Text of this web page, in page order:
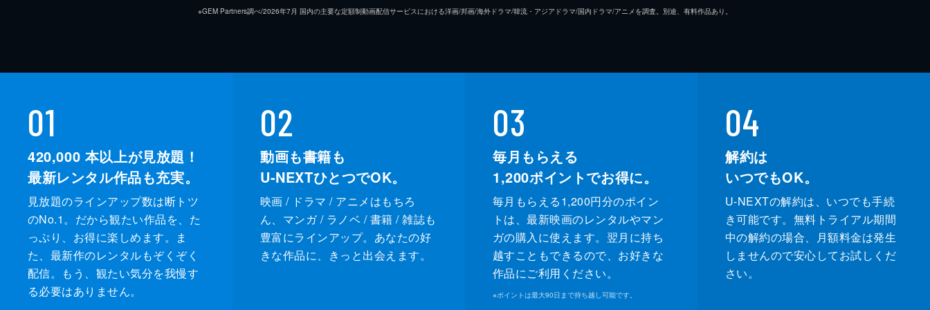
※GEM Partners調べ/2026年7⽉ 国内の主要な定額制動画配信サービスにおける洋画/邦画/海外ドラマ/韓流・アジアドラマ/国内ドラマ/アニメを調査。別途、有料作品あり。
01
420,000 本以上が見放題！
最新レンタル作品も充実。
見放題のラインアップ数は断トツ
のNo.1。だから観たい作品を、た
っぷり、お得に楽しめます。ま
た、最新作のレンタルもぞくぞく
配信。もう、観たい気分を我慢す
る必要はありません。
02
動画も書籍も
U-NEXTひとつでOK。
映画 / ドラマ / アニメはもちろ
ん、マンガ / ラノベ / 書籍 / 雑誌も
豊富にラインアップ。あなたの好
きな作品に、きっと出会えます。
03
毎月もらえる
1,200ポイントでお得に。
毎月もらえる1,200円分のポイン
トは、最新映画のレンタルやマン
ガの購入に使えます。翌月に持ち
越すこともできるので、お好きな
作品にご利用ください。
※ポイントは最大90日まで持ち越し可能です。
04
解約は
いつでもOK。
U-NEXTの解約は、いつでも手続
き可能です。無料トライアル期間
中の解約の場合、月額料金は発生
しませんので安心してお試しくだ
さい。